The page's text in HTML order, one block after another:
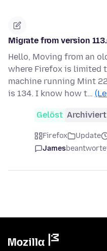
Migrate from version
Hello, Moving from an
where Firefox is limited
machine running Mint
is 134. I know how t…
Gelöst Archiviert
Firefox Update
James